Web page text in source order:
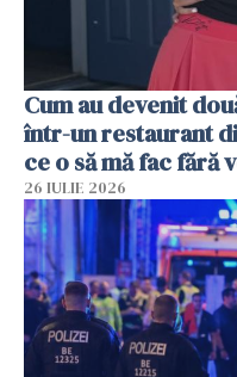
Cum au devenit
într-un restaurant
ce o să mă fac fără
26 IULIE 2026